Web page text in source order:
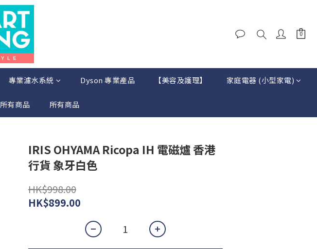
專業濾水系統 Dyson 專業產品 【美容及護理】 家庭電器 (小型家電)
所有商品 所有商品
IRIS OHYAMA Ricopa IH 電磁爐 香港
行貨 象牙白色
HK$998.00
HK$899.00